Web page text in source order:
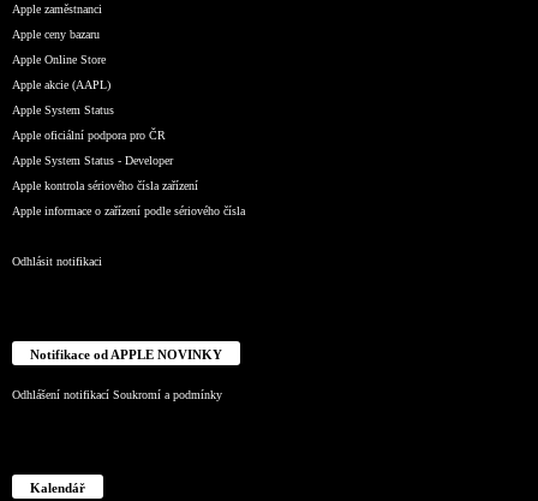
Apple zaměstnanci
Apple ceny bazaru
Apple Online Store
Apple akcie (AAPL)
Apple System Status
Apple oficiální podpora pro ČR
Apple System Status - Developer
Apple kontrola sériového čísla zařízení
Apple informace o zařízení podle sériového čísla
Odhlásit notifikaci
Notifikace od APPLE NOVINKY
Odhlášení notifikací Soukromí a podmínky
Kalendář